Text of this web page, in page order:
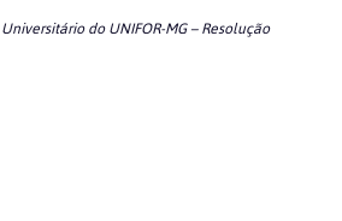
do UNIFOR-MG – Resolução